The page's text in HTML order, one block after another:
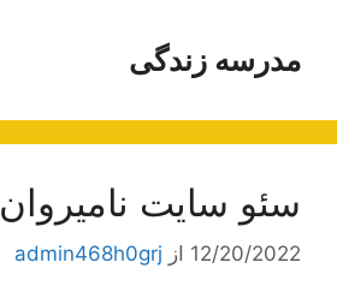
محتوامدرسه زندگی
سئو سایت نامیروان
12/20/2022 از admin468h0grj